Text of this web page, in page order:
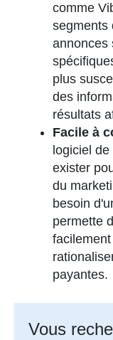
comme
segments
annonces
plus
des
résultats
Facile à
logiciel
exister
du
besoin
permette
payantes.
Vous